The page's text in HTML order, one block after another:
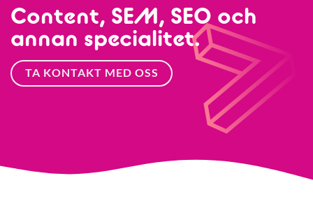
Content, SEM, SEO och
annan specialitet.
TA KONTAKT MED OSS